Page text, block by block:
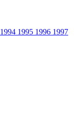
1994 1995 1996 1997